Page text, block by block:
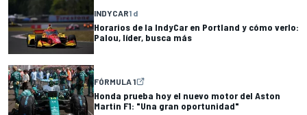
INDYCAR1 d
Horarios de la IndyCar en Portland y cómo verlo:
Palou, líder, busca más
FÓRMULA 1
Honda prueba hoy el nuevo motor del Aston
Martin F1: "Una gran oportunidad"